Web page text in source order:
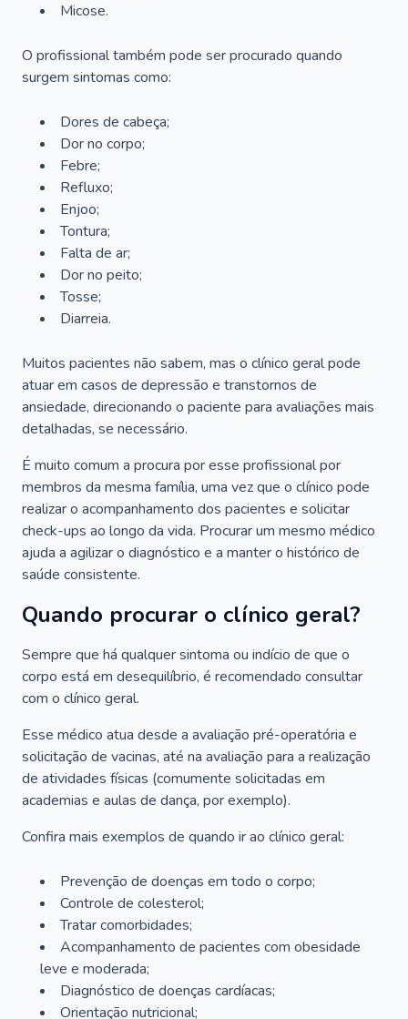
Micose.
O profissional também pode ser procurado quando
surgem sintomas como:
Dores de cabeça;
Dor no corpo;
Febre;
Refluxo;
Enjoo;
Tontura;
Falta de ar;
Dor no peito;
Tosse;
Diarreia.
Muitos pacientes não sabem, mas o clínico geral pode
atuar em casos de depressão e transtornos de
ansiedade, direcionando o paciente para avaliações mais
detalhadas, se necessário.
É muito comum a procura por esse profissional por
membros da mesma família, uma vez que o clínico pode
realizar o acompanhamento dos pacientes e solicitar
check-ups ao longo da vida. Procurar um mesmo médico
ajuda a agilizar o diagnóstico e a manter o histórico de
saúde consistente.
Quando procurar o clínico geral?
Sempre que há qualquer sintoma ou indício de que o
corpo está em desequilíbrio, é recomendado consultar
com o clínico geral.
Esse médico atua desde a avaliação pré-operatória e
solicitação de vacinas, até na avaliação para a realização
de atividades físicas (comumente solicitadas em
academias e aulas de dança, por exemplo).
Confira mais exemplos de quando ir ao clínico geral:
Prevenção de doenças em todo o corpo;
Controle de colesterol;
Tratar comorbidades;
Acompanhamento de pacientes com obesidade
leve e moderada;
Diagnóstico de doenças cardíacas;
Orientação nutricional;